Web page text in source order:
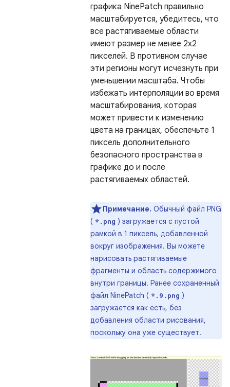
графика NinePatch правильно
масштабируется, убедитесь, что
все растягиваемые области
имеют размер не менее 2x2
пикселей. В противном случае
эти регионы могут исчезнуть при
уменьшении масштаба. Чтобы
избежать интерполяции во время
масштабирования, которая
может привести к изменению
цвета на границах, обеспечьте 1
пиксель дополнительного
безопасного пространства в
графике до и после
растягиваемых областей.
Примечание. Обычный файл PNG
( *.png ) загружается с пустой
рамкой в ​​1 пиксель, добавленной
вокруг изображения. Вы можете
нарисовать растягиваемые
фрагменты и область содержимого
внутри границы. Ранее сохраненный
файл NinePatch ( *.9.png )
загружается как есть, без
добавления области рисования,
поскольку она уже существует.